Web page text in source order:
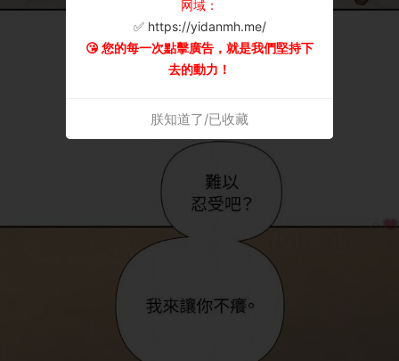
网域：
✅ https://yidanmh.me/
😘 您的每一次點擊廣告，就是我們堅持下
去的動力！
朕知道了/已收藏